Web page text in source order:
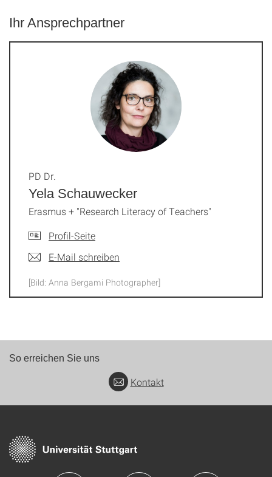
Ihr Ansprechpartner
Yela Schauwecker
PD Dr.
Erasmus + "Research Literacy of Teachers"
Profil-Seite
E-Mail schreiben
[Bild: Anna Bergami Photographer]
So erreichen Sie uns
Kontakt